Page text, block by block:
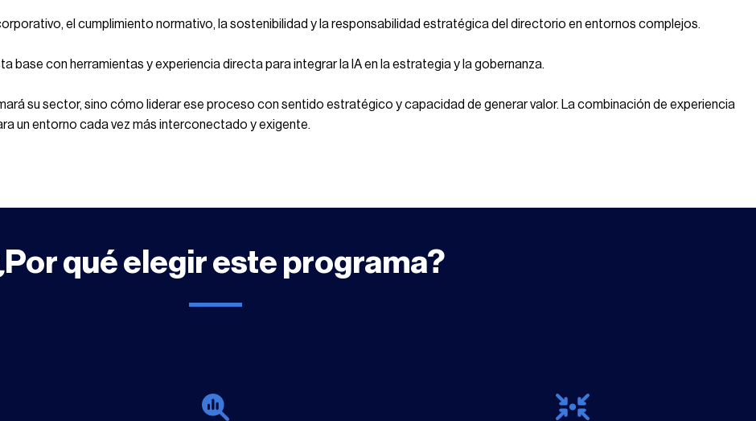
el cumplimiento normativo, la sostenibilidad y la responsabilidad estratégica del directorio en entornos complejos.
base con herramientas y experiencia directa para integrar la IA en la estrategia y la gobernanza.
su sector, sino cómo liderar ese proceso con sentido estratégico y capacidad de generar valor. La combinación de experiencia
un entorno cada vez más interconectado y exigente.
qué elegir este programa?